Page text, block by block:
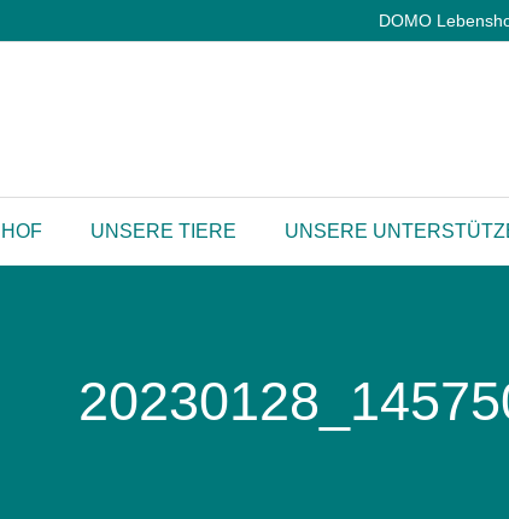
DOMO
UNSERE TIERE UNSERE